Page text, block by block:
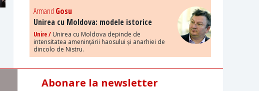
Armand Gosu
Unirea cu Moldova: modele istorice
Unire / Unirea cu Moldova depinde de
intensitatea amenințării haosului și anarhiei de
dincolo de Nistru.
Abonare la newsletter